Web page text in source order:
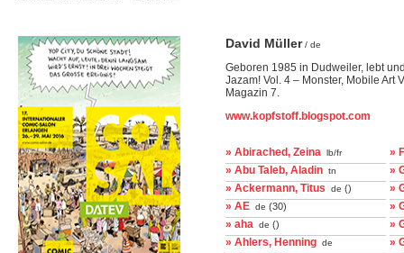
David Müller/ de
Geboren 1985 in Dudweiler, lebt
Jazam! Vol. 4 – Monster, Mobile Art
Magazin 7.
www.kopfstoff.blogspot.com
» Abirached, Zeina lb/fr
» Abu Taleb, Aladin tn
» Ackermann, Titus de ()
» AE de (30)
» aha de ()
» Ahlers, Henning de
»
»
»
»
»
»